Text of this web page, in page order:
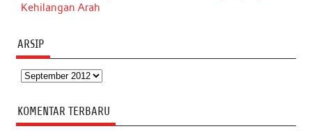
Kehilangan Arah
ARSIP
Arsip
KOMENTAR TERBARU